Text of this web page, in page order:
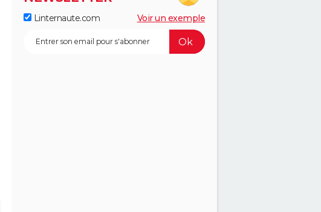
Linternaute.com Voir un exemple